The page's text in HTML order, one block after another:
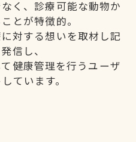
く、診療可能な動物か
とが特徴的。
対する想いを取材し記
信し、
健康管理を行うユーザ
ています。